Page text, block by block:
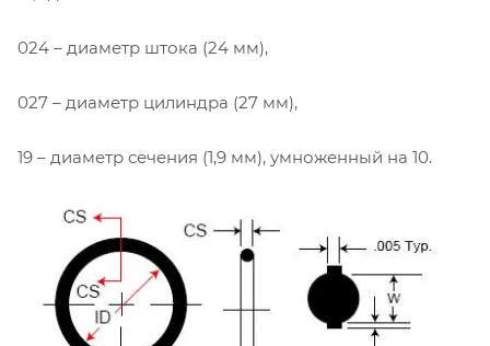
024 – диаметр штока (24 мм),
027 – диаметр цилиндра (27 мм),
19 – диаметр сечения (1,9 мм), умноженный на 10.